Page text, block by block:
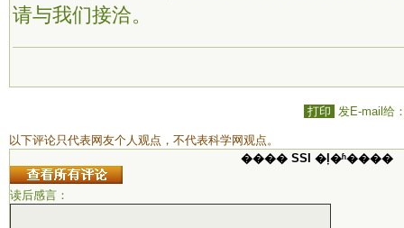
请与我们接洽。
打印 发E-mail给
以下评论只代表网友个人观点，不代表科学网观点。
���� SSI �ļ�ʱ����
读后感言：